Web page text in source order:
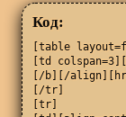
Код:
[table
[td
[/b][/
[/tr]
[tr]